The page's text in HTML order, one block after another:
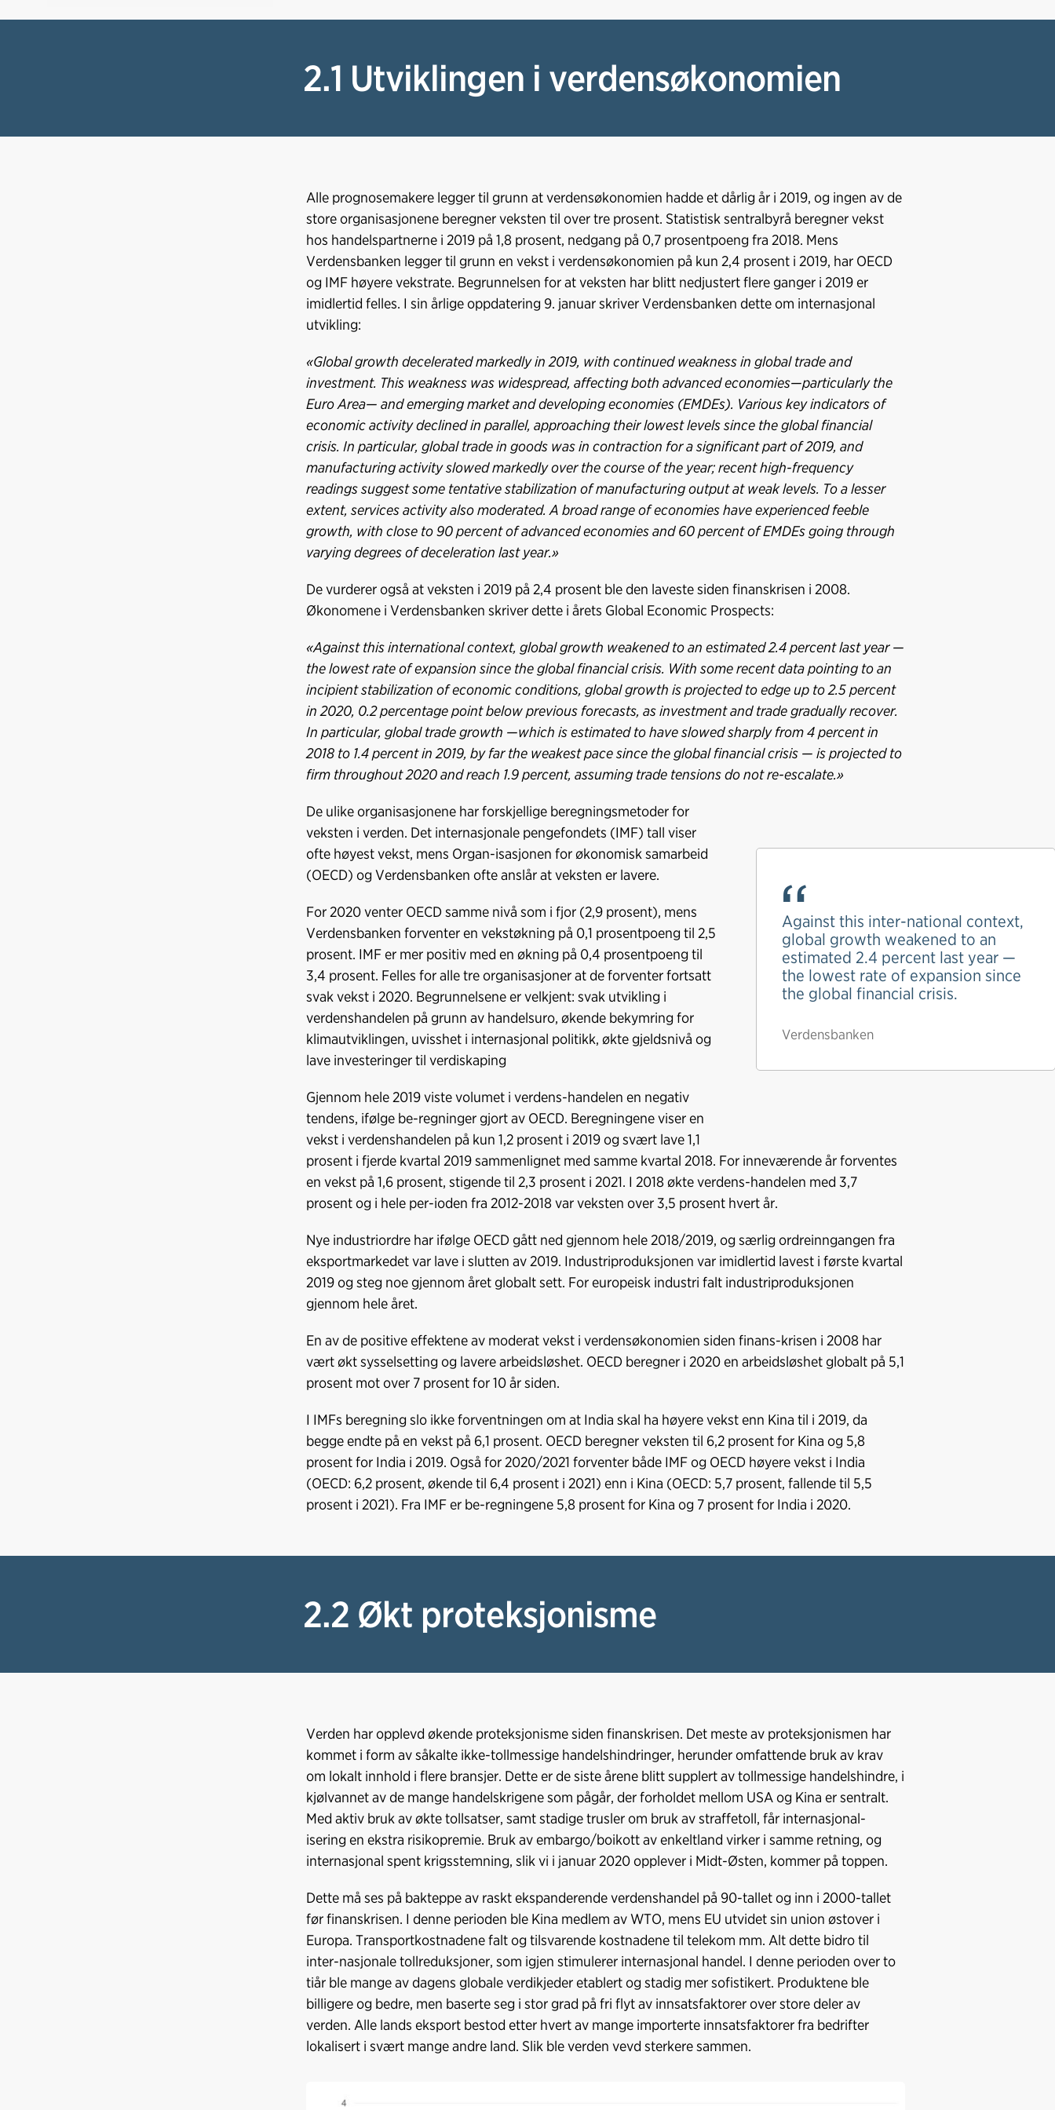
b
k
e
s
2.1 Utviklingen i verdensøkonomien
Alle prognosemakere legger til grunn at verdensøkonomien hadde et dårlig år i 2019, og ingen av de
store organisasjonene beregner veksten til over tre prosent. Statistisk sentralbyrå beregner vekst
hos handelspartnerne i 2019 på 1,8 prosent, nedgang på 0,7 prosentpoeng fra 2018. Mens
Verdensbanken legger til grunn en vekst i verdensøkonomien på kun 2,4 prosent i 2019, har OECD
og IMF høyere vekstrate. Begrunnelsen for at veksten har blitt nedjustert flere ganger i 2019 er
imidlertid felles. I sin årlige oppdatering 9. januar skriver Verdensbanken dette om internasjonal
utvikling:
«Global growth decelerated markedly in 2019, with continued weakness in global trade and
investment. This weakness was widespread, affecting both advanced economies—particularly the
Euro Area— and emerging market and developing economies (EMDEs). Various key indicators of
economic activity declined in parallel, approaching their lowest levels since the global financial
crisis. In particular, global trade in goods was in contraction for a significant part of 2019, and
manufacturing activity slowed markedly over the course of the year; recent high-frequency
readings suggest some tentative stabilization of manufacturing output at weak levels. To a lesser
extent, services activity also moderated. A broad range of economies have experienced feeble
growth, with close to 90 percent of advanced economies and 60 percent of EMDEs going through
varying degrees of deceleration last year.»
De vurderer også at veksten i 2019 på 2,4 prosent ble den laveste siden finanskrisen i 2008.
Økonomene i Verdensbanken skriver dette i årets Global Economic Prospects:
«Against this international context, global growth weakened to an estimated 2.4 percent last year —
the lowest rate of expansion since the global financial crisis. With some recent data pointing to an
incipient stabilization of economic conditions, global growth is projected to edge up to 2.5 percent
in 2020, 0.2 percentage point below previous forecasts, as investment and trade gradually recover.
In particular, global trade growth —which is estimated to have slowed sharply from 4 percent in
2018 to 1.4 percent in 2019, by far the weakest pace since the global financial crisis — is projected to
firm throughout 2020 and reach 1.9 percent, assuming trade tensions do not re-escalate.»
Against this inter-national context,
global growth weakened to an
estimated 2.4 percent last year —
the lowest rate of expansion since
the global financial crisis.
Verdensbanken
De ulike organisasjonene har forskjellige beregningsmetoder for
veksten i verden. Det internasjonale pengefondets (IMF) tall viser
ofte høyest vekst, mens Organ-isasjonen for økonomisk samarbeid
(OECD) og Verdensbanken ofte anslår at veksten er lavere.
For 2020 venter OECD samme nivå som i fjor (2,9 prosent), mens
Verdensbanken forventer en vekstøkning på 0,1 prosentpoeng til 2,5
prosent. IMF er mer positiv med en økning på 0,4 prosentpoeng til
3,4 prosent. Felles for alle tre organisasjoner at de forventer fortsatt
svak vekst i 2020. Begrunnelsene er velkjent: svak utvikling i
verdenshandelen på grunn av handelsuro, økende bekymring for
klimautviklingen, uvisshet i internasjonal politikk, økte gjeldsnivå og
lave investeringer til verdiskaping
Gjennom hele 2019 viste volumet i verdens-handelen en negativ
tendens, ifølge be-regninger gjort av OECD. Beregningene viser en
vekst i verdenshandelen på kun 1,2 prosent i 2019 og svært lave 1,1
prosent i fjerde kvartal 2019 sammenlignet med samme kvartal 2018. For inneværende år forventes
en vekst på 1,6 prosent, stigende til 2,3 prosent i 2021. I 2018 økte verdens-handelen med 3,7
prosent og i hele per-ioden fra 2012-2018 var veksten over 3,5 prosent hvert år.
Nye industriordre har ifølge OECD gått ned gjennom hele 2018/2019, og særlig ordreinngangen fra
eksportmarkedet var lave i slutten av 2019. Industriproduksjonen var imidlertid lavest i første kvartal
2019 og steg noe gjennom året globalt sett. For europeisk industri falt industriproduksjonen
gjennom hele året.
En av de positive effektene av moderat vekst i verdensøkonomien siden finans-krisen i 2008 har
vært økt sysselsetting og lavere arbeidsløshet. OECD beregner i 2020 en arbeidsløshet globalt på 5,1
prosent mot over 7 prosent for 10 år siden.
I IMFs beregning slo ikke forventningen om at India skal ha høyere vekst enn Kina til i 2019, da
begge endte på en vekst på 6,1 prosent. OECD beregner veksten til 6,2 prosent for Kina og 5,8
prosent for India i 2019. Også for 2020/2021 forventer både IMF og OECD høyere vekst i India
(OECD: 6,2 prosent, økende til 6,4 prosent i 2021) enn i Kina (OECD: 5,7 prosent, fallende til 5,5
prosent i 2021). Fra IMF er be-regningene 5,8 prosent for Kina og 7 prosent for India i 2020.
2.2 Økt proteksjonisme
Verden har opplevd økende proteksjonisme siden finanskrisen. Det meste av proteksjonismen har
kommet i form av såkalte ikke-tollmessige handelshindringer, herunder omfattende bruk av krav
om lokalt innhold i flere bransjer. Dette er de siste årene blitt supplert av tollmessige handelshindre, i
kjølvannet av de mange handelskrigene som pågår, der forholdet mellom USA og Kina er sentralt.
Med aktiv bruk av økte tollsatser, samt stadige trusler om bruk av straffetoll, får internasjonal-
isering en ekstra risikopremie. Bruk av embargo/boikott av enkeltland virker i samme retning, og
internasjonal spent krigsstemning, slik vi i januar 2020 opplever i Midt-Østen, kommer på toppen.
Dette må ses på bakteppe av raskt ekspanderende verdenshandel på 90-tallet og inn i 2000-tallet
før finanskrisen. I denne perioden ble Kina medlem av WTO, mens EU utvidet sin union østover i
Europa. Transportkostnadene falt og tilsvarende kostnadene til telekom mm. Alt dette bidro til
inter-nasjonale tollreduksjoner, som igjen stimulerer internasjonal handel. I denne perioden over to
tiår ble mange av dagens globale verdikjeder etablert og stadig mer sofistikert. Produktene ble
billigere og bedre, men baserte seg i stor grad på fri flyt av innsatsfaktorer over store deler av
verden. Alle lands eksport bestod etter hvert av mange importerte innsatsfaktorer fra bedrifter
lokalisert i svært mange andre land. Slik ble verden vevd sterkere sammen.